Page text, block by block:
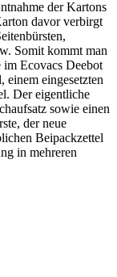
der Kartons
davor verbirgt
Somit kommt man
Ecovacs Deebot
einem eingesetzten
Der eigentliche
sowie einen
der neue
Beipackzettel
in mehreren